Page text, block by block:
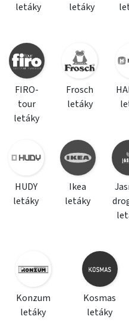
letáky
letáky
FIRO-
tour
letáky
Frosch
letáky
HUDY
letáky
Ikea
letáky
Konzum
letáky
Kosmas
letáky